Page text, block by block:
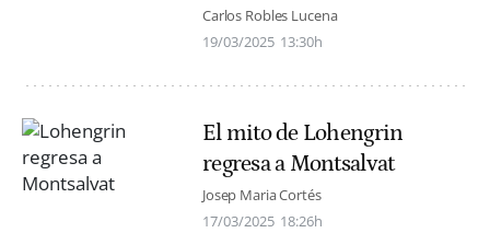
Carlos Robles Lucena
19/03/2025 13:30h
El mito de Lohengrin
regresa a Montsalvat
Josep Maria Cortés
17/03/2025 18:26h